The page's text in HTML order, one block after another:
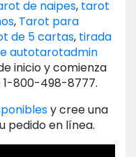
de naipes, tarot
, Tarot para
de 5 cartas, tirada
autotarotadmin
inicio y comienza
1-800-498-8777.
y cree una
pedido en línea.